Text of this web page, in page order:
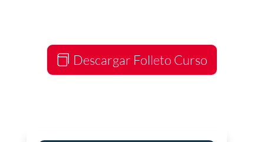
Descargar Folleto Curso